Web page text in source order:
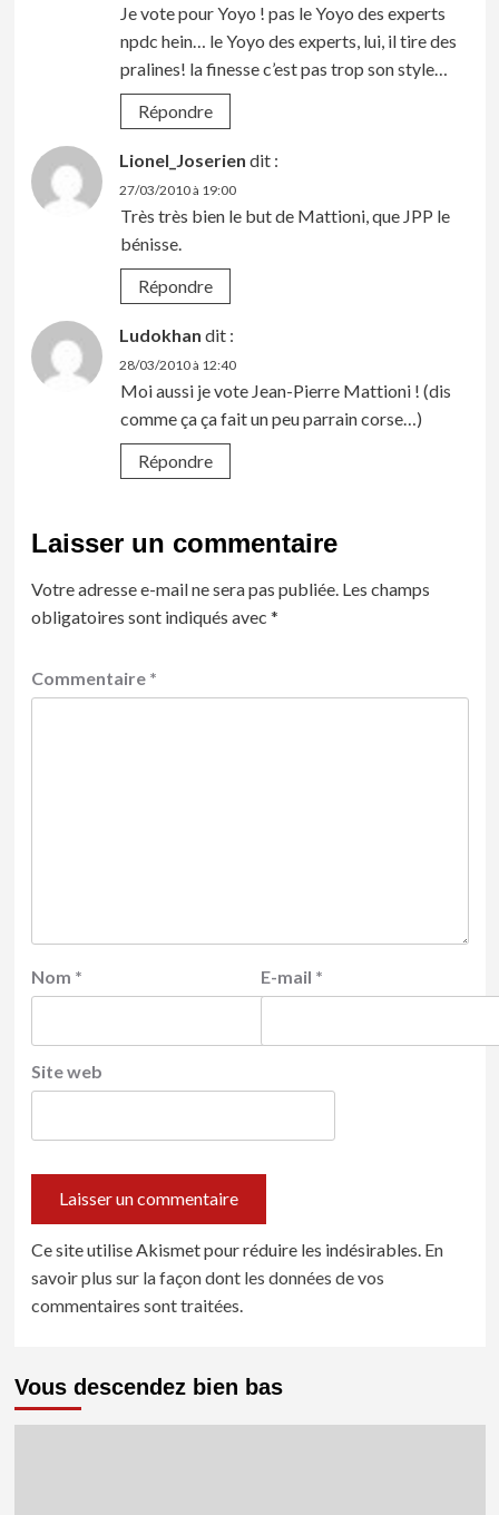
Je vote pour Yoyo ! pas le Yoyo des experts
npdc hein… le Yoyo des experts, lui, il tire des
pralines! la finesse c’est pas trop son style…
Répondre
Lionel_Joserien dit :
27/03/2010 à 19:00
Très très bien le but de Mattioni, que JPP le
bénisse.
Répondre
Ludokhan dit :
28/03/2010 à 12:40
Moi aussi je vote Jean-Pierre Mattioni ! (dis
comme ça ça fait un peu parrain corse…)
Répondre
Laisser un commentaire
Votre adresse e-mail ne sera pas publiée. Les champs
obligatoires sont indiqués avec *
Commentaire *
Nom * E-mail *
Site web
Ce site utilise Akismet pour réduire les indésirables. En
savoir plus sur la façon dont les données de vos
commentaires sont traitées
Vous descendez bien bas